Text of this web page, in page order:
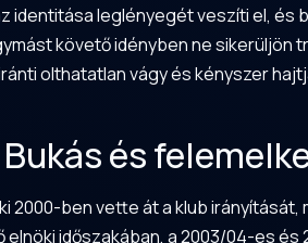
leglényegét veszíti el,
követő idényben ne sikerüljön
olthatatlan vágy és kényszer
és
2000-ben vette át a klub
időszakában, a 2003/04-es